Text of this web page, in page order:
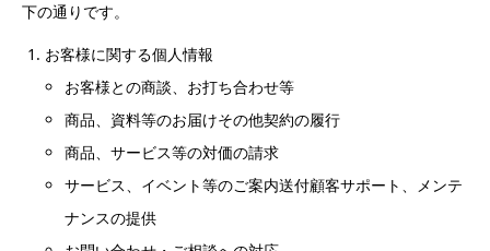
下の通りです。
お客様に関する個人情報
お客様との商談、お打ち合わせ等
商品、資料等のお届けその他契約の履行
商品、サービス等の対価の請求
サービス、イベント等のご案内送付顧客サポート、メンテ
ナンスの提供